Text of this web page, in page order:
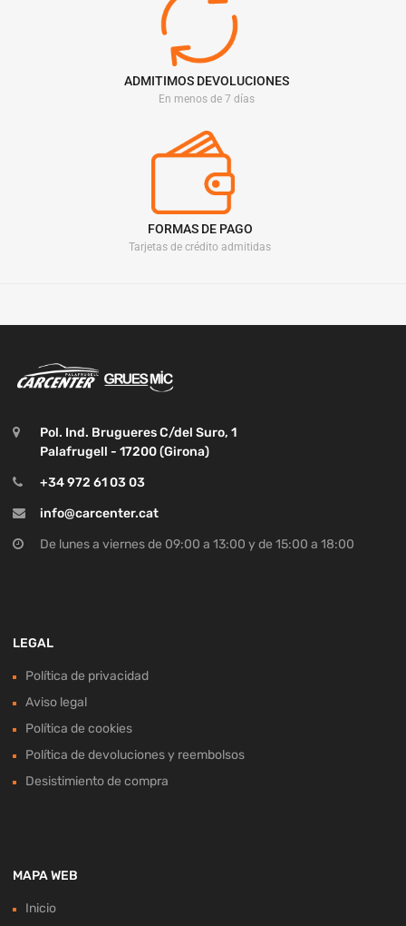
ADMITIMOS DEVOLUCIONES
En menos de 7 días
FORMAS DE PAGO
Tarjetas de crédito admitidas
Pol. Ind. Brugueres C/del Suro, 1
Palafrugell - 17200 (Girona)
+34 972 61 03 03
info@carcenter.cat
De lunes a viernes de 09:00 a 13:00 y de 15:00 a 18:00
LEGAL
Política de privacidad
Aviso legal
Política de cookies
Política de devoluciones y reembolsos
Desistimiento de compra
MAPA WEB
Inicio